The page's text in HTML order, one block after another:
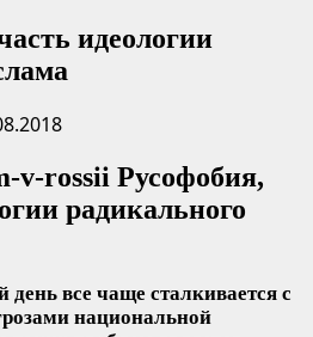
идеологии
день все чаще сталкивается с
национальной